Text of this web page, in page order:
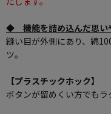
◆ 機能を詰め込んだ思
縫い目が外側にあり、綿
ツ。
【プラスチックホック】
ボタンが留めくい方でもラ